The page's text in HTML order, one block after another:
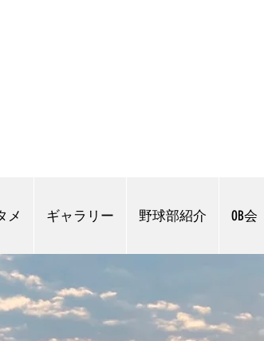
メ ギャラリー 野球部紹介 OB会